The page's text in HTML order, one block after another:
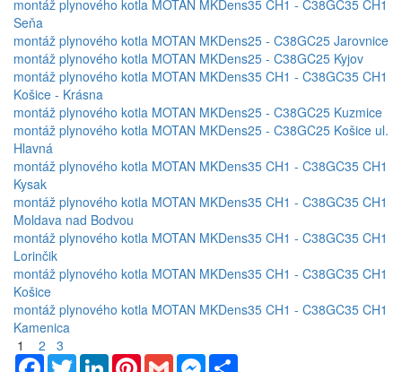
montáž plynového kotla MOTAN MKDens35 CH1 - C38GC35 CH1
Seňa
montáž plynového kotla MOTAN MKDens25 - C38GC25 Jarovnice
montáž plynového kotla MOTAN MKDens25 - C38GC25 Kyjov
montáž plynového kotla MOTAN MKDens35 CH1 - C38GC35 CH1
Košice - Krásna
montáž plynového kotla MOTAN MKDens25 - C38GC25 Kuzmice
montáž plynového kotla MOTAN MKDens25 - C38GC25 Košice ul.
Hlavná
montáž plynového kotla MOTAN MKDens35 CH1 - C38GC35 CH1
Kysak
montáž plynového kotla MOTAN MKDens35 CH1 - C38GC35 CH1
Moldava nad Bodvou
montáž plynového kotla MOTAN MKDens35 CH1 - C38GC35 CH1
Lorinčik
montáž plynového kotla MOTAN MKDens35 CH1 - C38GC35 CH1
Košice
montáž plynového kotla MOTAN MKDens35 CH1 - C38GC35 CH1
Kamenica
1
2
3
Facebook
TwitterLinkedInPinterestGmail Messenger